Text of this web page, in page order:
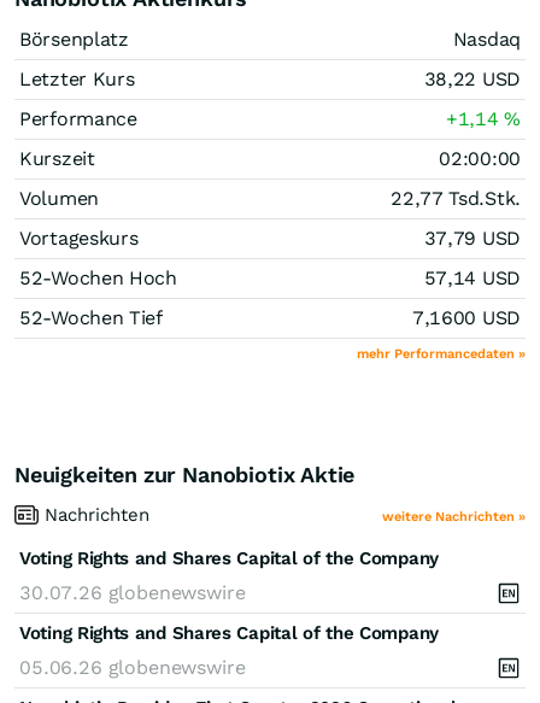
Börsenplatz
Nasdaq
Letzter Kurs
38,22 USD
Performance
+1,14%
Kurszeit
02:00:00
Volumen
22,77 Tsd.Stk.
Vortageskurs
37,79 USD
52-Wochen Hoch
57,14 USD
52-Wochen Tief
7,1600 USD
mehr Performancedaten »
Neuigkeiten zur Nanobiotix Aktie
Nachrichten weitere Nachrichten »
Voting Rights and Shares Capital of the Company
30.07.26 globenewswire
Voting Rights and Shares Capital of the Company
05.06.26 globenewswire